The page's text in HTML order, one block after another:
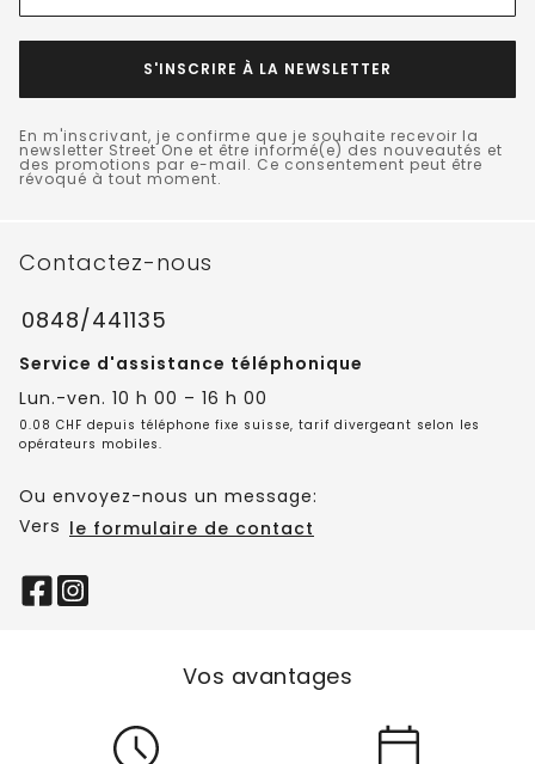
S'INSCRIRE À LA NEWSLETTER
En m'inscrivant, je confirme que je souhaite recevoir la
newsletter Street One et être informé(e) des nouveautés et
des promotions par e-mail. Ce consentement peut être
révoqué à tout moment.
Contactez-nous
0848/441135
Service d'assistance téléphonique
Lun.-ven. 10 h 00 – 16 h 00
0.08 CHF depuis téléphone fixe suisse, tarif divergeant selon les
opérateurs mobiles.
Ou envoyez-nous un message:
Vers le formulaire de contact
Vos avantages